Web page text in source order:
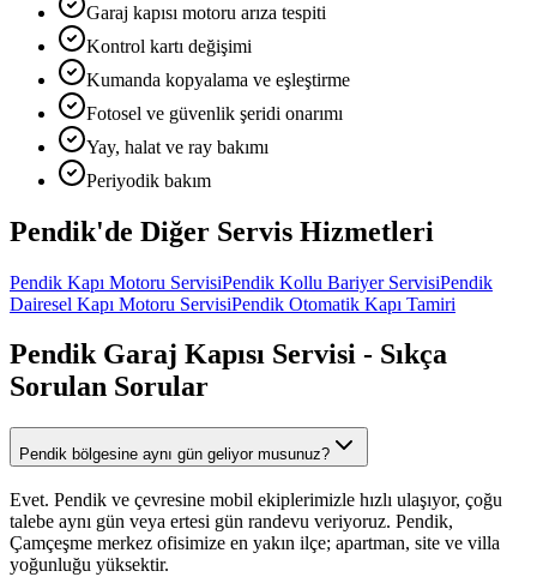
Garaj kapısı motoru arıza tespiti
Kontrol kartı değişimi
Kumanda kopyalama ve eşleştirme
Fotosel ve güvenlik şeridi onarımı
Yay, halat ve ray bakımı
Periyodik bakım
Pendik'de Diğer Servis Hizmetleri
Pendik Kapı Motoru ServisiPendik Kollu Bariyer ServisiPendik
Dairesel Kapı Motoru ServisiPendik Otomatik Kapı Tamiri
Pendik Garaj Kapısı Servisi - Sıkça
Sorulan Sorular
Pendik bölgesine aynı gün geliyor musunuz?
Evet. Pendik ve çevresine mobil ekiplerimizle hızlı ulaşıyor, çoğu
talebe aynı gün veya ertesi gün randevu veriyoruz. Pendik,
Çamçeşme merkez ofisimize en yakın ilçe; apartman, site ve villa
yoğunluğu yüksektir.